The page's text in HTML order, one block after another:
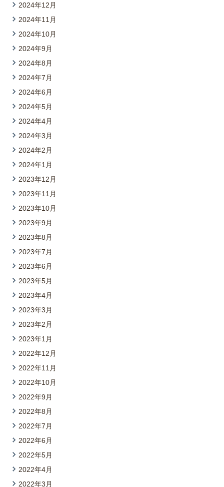
2024年12月
2024年11月
2024年10月
2024年9月
2024年8月
2024年7月
2024年6月
2024年5月
2024年4月
2024年3月
2024年2月
2024年1月
2023年12月
2023年11月
2023年10月
2023年9月
2023年8月
2023年7月
2023年6月
2023年5月
2023年4月
2023年3月
2023年2月
2023年1月
2022年12月
2022年11月
2022年10月
2022年9月
2022年8月
2022年7月
2022年6月
2022年5月
2022年4月
2022年3月